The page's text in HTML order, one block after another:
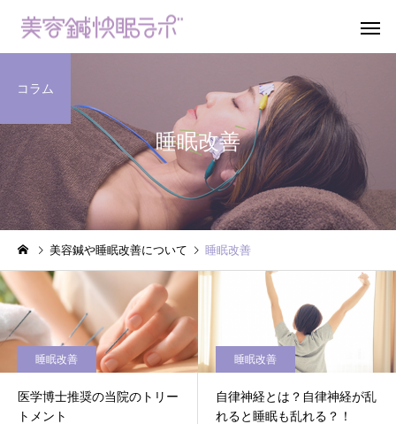
リフトアップ美容鍼
睡眠改善快眠
パ
下半身スッキリ骨盤調
整
プレミアム
睡眠改善
コラム
美容鍼や睡眠改善について 睡眠改善
睡眠改善
医学博士推奨の当院のトリー
トメント
睡眠改善
自律神経とは？自律神経が乱
れると睡眠も乱れる？！